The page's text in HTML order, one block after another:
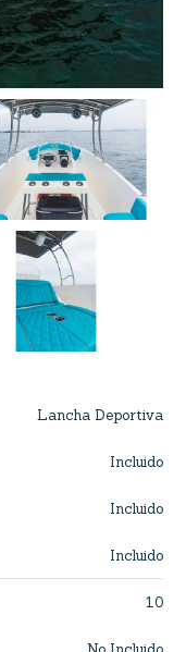
Lancha Deportiva
Incluido
Incluido
Incluido
10